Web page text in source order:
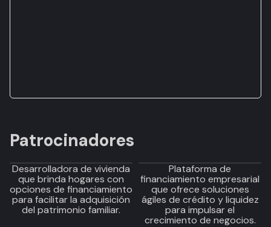
Patrocinadores
Desarrolladora de vivienda
que brinda hogares con
opciones de financiamiento
para facilitar la adquisición
del patrimonio familiar.
Plataforma de
financiamiento empresarial
que ofrece soluciones
ágiles de crédito y liquidez
para impulsar el
crecimiento de negocios.